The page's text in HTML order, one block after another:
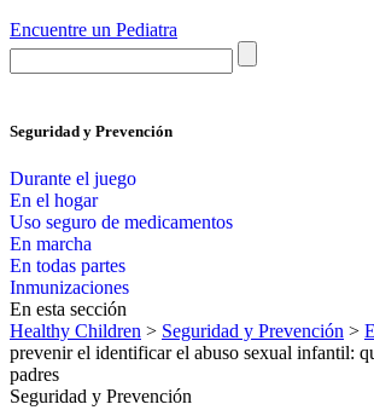
Encuentre un Pediatra
Seguridad y Prevención
Durante el juego
En el hogar
Uso seguro de medicamentos
En marcha
En todas partes
Inmunizaciones
En esta sección
Healthy Children > Seguridad y Prevención >
prevenir el identificar el abuso sexual infantil:
padres
Seguridad y Prevención